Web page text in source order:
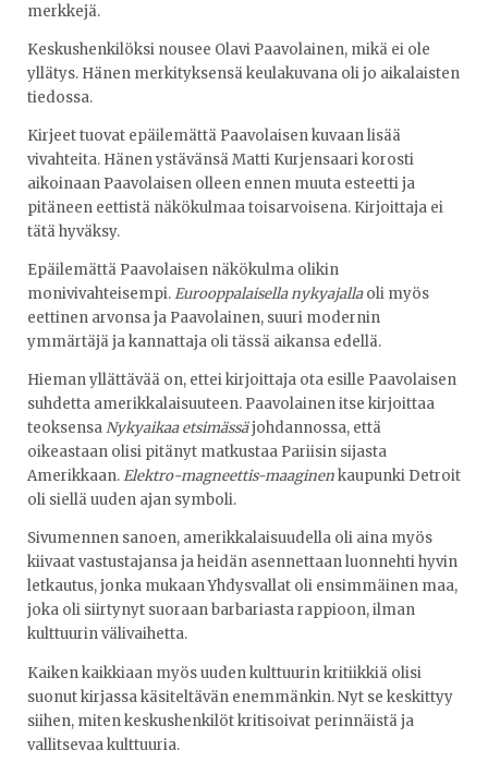
merkkejä.
Keskushenkilöksi nousee Olavi Paavolainen, mikä ei ole
yllätys. Hänen merkityksensä keulakuvana oli jo aikalaisten
tiedossa.
Kirjeet tuovat epäilemättä Paavolaisen kuvaan lisää
vivahteita. Hänen ystävänsä Matti Kurjensaari korosti
aikoinaan Paavolaisen olleen ennen muuta esteetti ja
pitäneen eettistä näkökulmaa toisarvoisena. Kirjoittaja ei
tätä hyväksy.
Epäilemättä Paavolaisen näkökulma olikin
monivivahteisempi.Eurooppalaisella nykyajallaoli myös
eettinen arvonsa ja Paavolainen, suuri modernin
ymmärtäjä ja kannattaja oli tässä aikansa edellä.
Hieman yllättävää on, ettei kirjoittaja ota esille Paavolaisen
suhdetta amerikkalaisuuteen. Paavolainen itse kirjoittaa
teoksensaNykyaikaa etsimässäjohdannossa, että
oikeastaan olisi pitänyt matkustaa Pariisin sijasta
Amerikkaan.Elektro-magneettis-maaginenkaupunki Detroit
oli siellä uuden ajan symboli.
Sivumennen sanoen, amerikkalaisuudella oli aina myös
kiivaat vastustajansa ja heidän asennettaan luonnehti hyvin
letkautus, jonka mukaan Yhdysvallat oli ensimmäinen maa,
joka oli siirtynyt suoraan barbariasta rappioon, ilman
kulttuurin välivaihetta.
Kaiken kaikkiaan myös uuden kulttuurin kritiikkiä olisi
suonut kirjassa käsiteltävän enemmänkin. Nyt se keskittyy
siihen, miten keskushenkilöt kritisoivat perinnäistä ja
vallitsevaa kulttuuria.